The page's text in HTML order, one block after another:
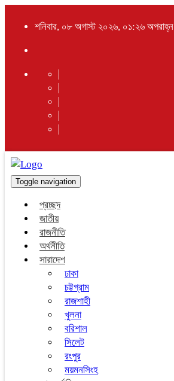
শনিবার, ০৮ অগাস্ট ২০২৬, ০১:২৬ অপরাহ্ন
Toggle navigation
প্রচ্ছদ
জাতীয়
রাজনীতি
অর্থনীতি
সারাদেশ
ঢাকা
চট্টগ্রাম
রাজশাহী
খুলনা
বরিশাল
সিলেট
রংপুর
ময়মনসিংহ